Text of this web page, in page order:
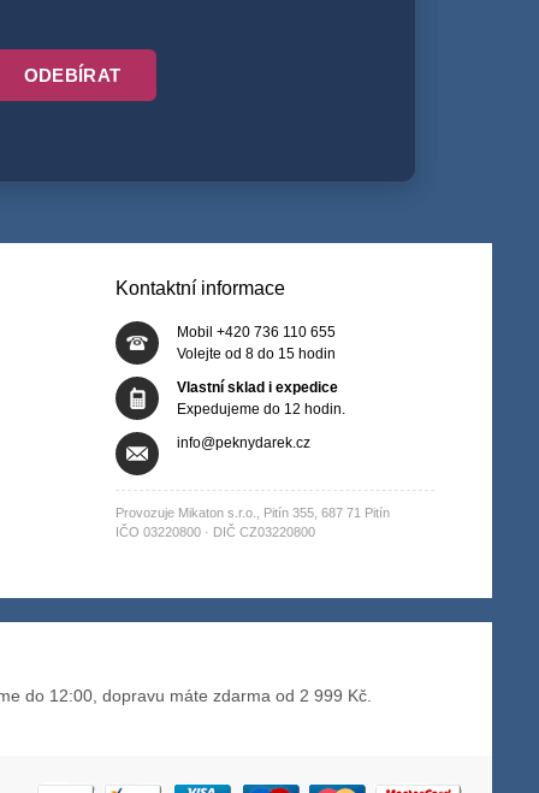
ODEBÍRAT
Kontaktní informace
Mobil +420 736 110 655
Volejte od 8 do 15 hodin
Vlastní sklad i expedice
Expedujeme do 12 hodin.
info@peknydarek.cz
Provozuje Mikaton s.r.o., Pitín 355, 687 71 Pitín
IČO 03220800 · DIČ CZ03220800
do 12:00, dopravu máte zdarma od 2 999 Kč.